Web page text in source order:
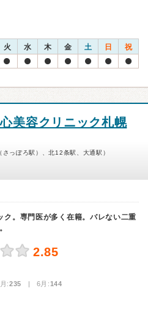
火 水 木 金 土 日 祝
美容クリニック札幌
っぽろ駅）、北12条駅、大通駅）
。専門医が多く在籍。バレない二重
2.85
:235 | 6月:144